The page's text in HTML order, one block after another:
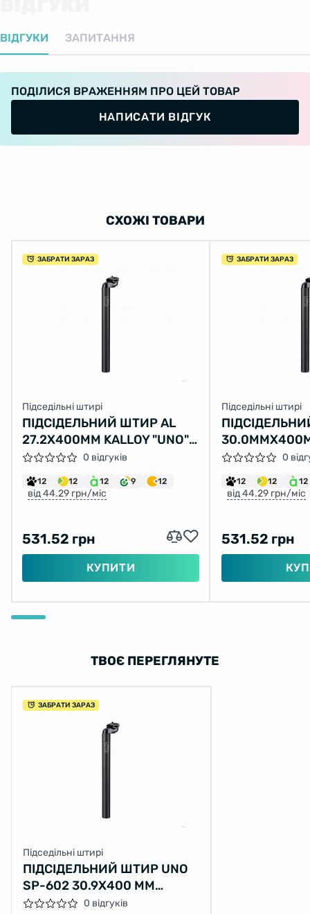
ВІДГУКИ ЗАПИТАННЯ
ПОДІЛИСЯ ВРАЖЕННЯМ ПРО ЦЕЙ ТОВАР
НАПИСАТИ ВІДГУК
СХОЖІ ТОВАРИ
ЗАБРАТИ ЗАРАЗ
Підседільні штирі
ПІДСІДЕЛЬНИЙ ШТИР AL
27.2X400ММ KALLOY "UNO"
SP-602 (ЧОРНИЙ)
0 відгуків
12 12 12 9 12
від 44.29 грн/міс
531.52 грн
КУПИТИ
ЗАБРАТИ ЗАРАЗ
Підседільні штирі
"UNO" SP-
0
12 12 12
від 44.29 грн/міс
531.52 грн
ТВОЄ ПЕРЕГЛЯНУТЕ
ЗАБРАТИ ЗАРАЗ
Підседільні штирі
ПІДСІДЕЛЬНИЙ ШТИР UNO
SP-602 30.9X400 ММ
АЛЮМ.
0 відгуків